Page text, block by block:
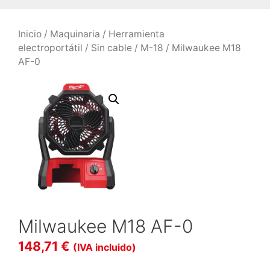
Inicio / Maquinaria / Herramienta
electroportátil / Sin cable / M-18 / Milwaukee M18
AF-0
Milwaukee M18 AF-0
148,71 € (IVA incluido)